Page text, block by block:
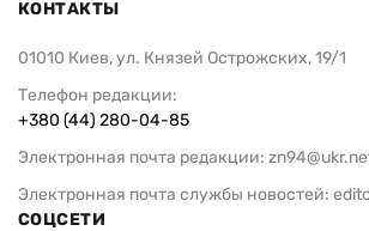
КОНТАКТЫ
01010 Киев, ул. Князей Острожских, 19/1
Телефон редакции:
+380 (44) 280-04-85
Электронная почта редакции:
Электронная почта службы новостей:
СОЦСЕТИ